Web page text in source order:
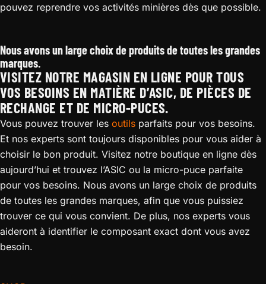
pouvez reprendre vos activités minières dès que possible.
Nous avons un large choix de produits de toutes les grandes
marques.
VISITEZ NOTRE MAGASIN EN LIGNE POUR TOUS
VOS BESOINS EN MATIÈRE D’ASIC, DE PIÈCES DE
RECHANGE ET DE MICRO-PUCES.
Vous pouvez trouver les outils parfaits pour vos besoins.
Et nos experts sont toujours disponibles pour vous aider à
choisir le bon produit. Visitez notre boutique en ligne dès
aujourd’hui et trouvez l’ASIC ou la micro-puce parfaite
pour vos besoins. Nous avons un large choix de produits
de toutes les grandes marques, afin que vous puissiez
trouver ce qui vous convient. De plus, nos experts vous
aideront à identifier le composant exact dont vous avez
besoin.